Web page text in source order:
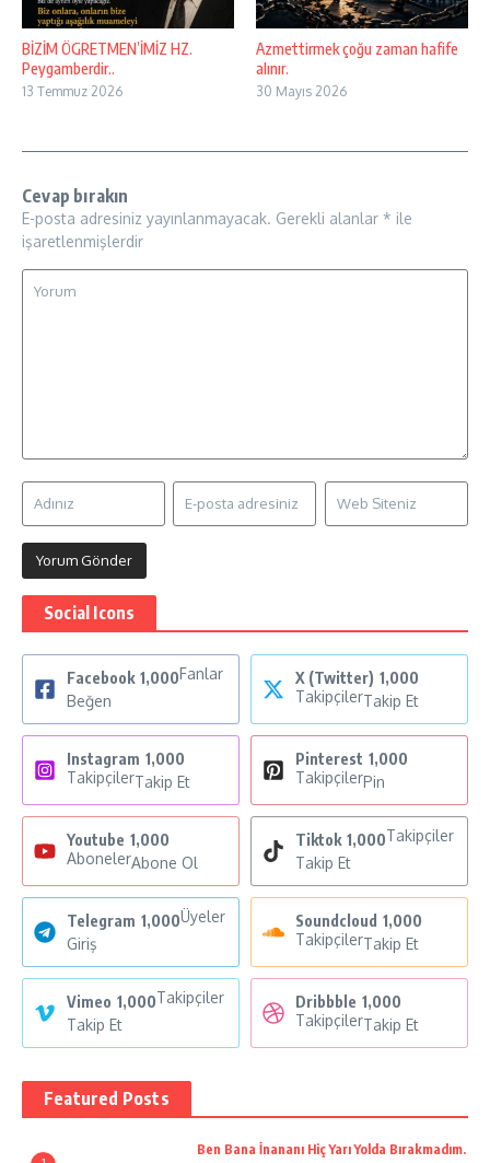
BİZİM ÖGRETMEN’İMİZ HZ.
Peygamberdir..
13 Temmuz 2026
Azmettirmek çoğu zaman hafife
alınır.
30 Mayıs 2026
Cevap bırakın
E-posta adresiniz yayınlanmayacak. Gerekli alanlar * ile
işaretlenmişlerdir
Social Icons
Facebook 1,000Fanlar
Beğen
X (Twitter) 1,000
TakipçilerTakip Et
Instagram 1,000
TakipçilerTakip Et
Pinterest 1,000
TakipçilerPin
Youtube 1,000
AbonelerAbone Ol
Tiktok 1,000Takipçiler
Takip Et
Telegram 1,000Üyeler
Giriş
Soundcloud 1,000
TakipçilerTakip Et
Vimeo 1,000Takipçiler
Takip Et
Dribbble 1,000
TakipçilerTakip Et
Featured Posts
Ben Bana İnananı Hiç Yarı Yolda Bırakmadım.